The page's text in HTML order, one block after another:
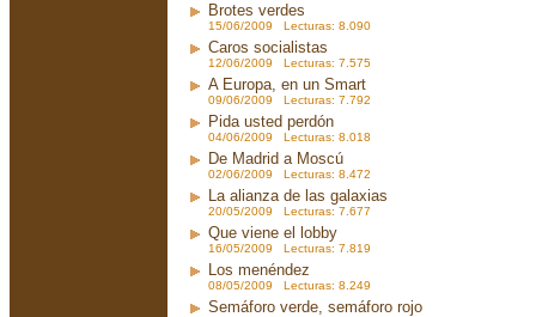
Brotes verdes
15/06/2009 Lecturas: 8.090
Caros socialistas
12/06/2009 Lecturas: 7.575
A Europa, en un Smart
09/06/2009 Lecturas: 7.792
Pida usted perdón
04/06/2009 Lecturas: 8.018
De Madrid a Moscú
02/06/2009 Lecturas: 8.472
La alianza de las galaxias
20/05/2009 Lecturas: 7.677
Que viene el lobby
16/05/2009 Lecturas: 7.819
Los menéndez
08/05/2009 Lecturas: 8.249
Semáforo verde, semáforo rojo